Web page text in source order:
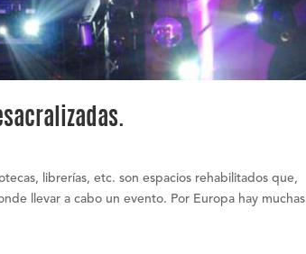
librerías, etc. son espacios rehabilitados que,
llevar a cabo un evento. Por Europa hay muchas